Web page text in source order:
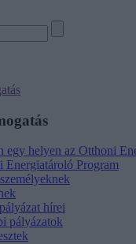
egy helyen az Otthoni
Energiatároló Program
hírei
pályázatok